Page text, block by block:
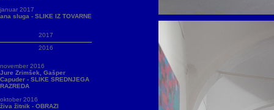
januar 2017
ana sluga - SLIKE IZ TOVARNE
2017
2016
november 2016
Jure Zrimšek, Gašper
Capuder - SLIKE SREDNJEGA
RAZREDA
oktober 2016
živa žitnik - OBRAZI